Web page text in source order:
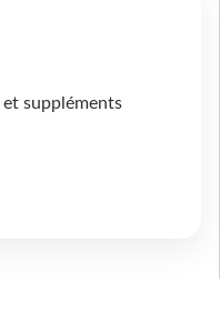
suppléments